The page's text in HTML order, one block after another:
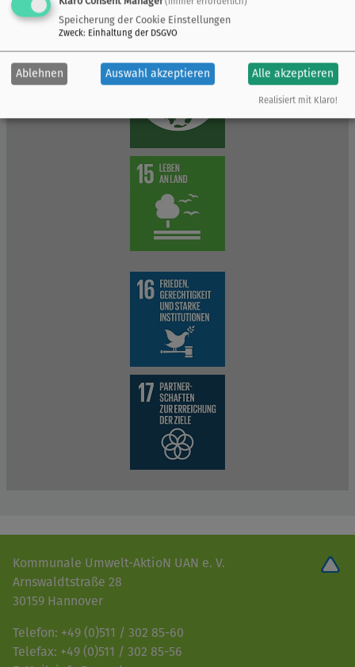
Kommunale Umwelt-AktioN UAN e. V.
Arnswaldtstraße 28
30159 Hannover
Telefon: +49 (0)511 / 302 85-60
Telefax: +49 (0)511 / 302 85-56
Speicherung der Cookie Einstellungen
Zweck: Einhaltung der DSGVO
Ablehnen Auswahl akzeptieren Alle akzeptieren
Realisiert mit Klaro!